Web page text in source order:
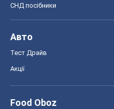
СНД посібники
Авто
Тест Драйв
Акції
Food Oboz